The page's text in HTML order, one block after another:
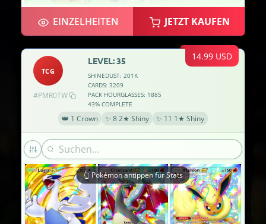
EINZELHEITEN JETZT KAUFEN
14.99 USD
TCG
#PMR0TW
LEVEL: 35
SHINEDUST: 201K
CARDS: 3209
PACK HOURGLASSES: 1885
43% COMPLETE
👑 1 Crown ✨ 8 2★ Shiny ✨ 11 1★ Shiny
👆 Pokémon antippen für Stats